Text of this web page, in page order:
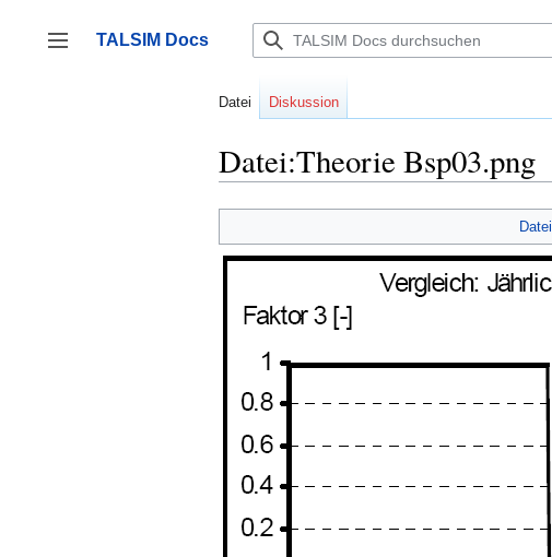
springen
Seitenleiste umschalten
TALSIM Docs
Datei Diskussion
Datei:Theorie Bsp03.png
Datei